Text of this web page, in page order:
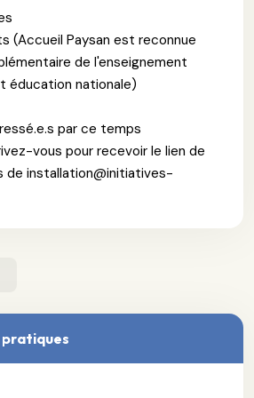
(Accueil Paysan est reconnue
de l'enseignement
éducation nationale)
par ce temps
vous pour recevoir le lien de
de installation@initiatives-